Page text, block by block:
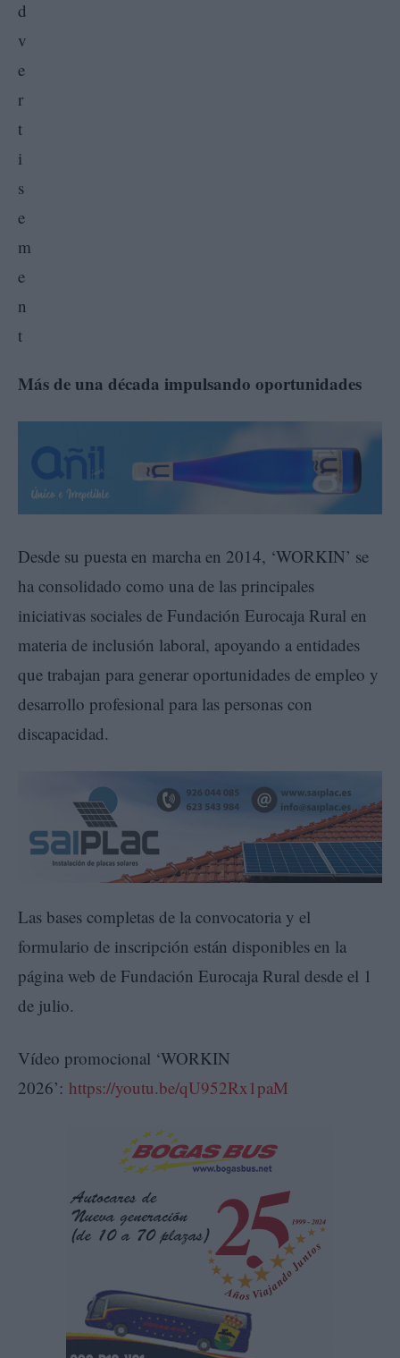
Más de una década impulsando oportunidades
Desde su puesta en marcha en 2014, ‘WORKIN’ se
ha consolidado como una de las principales
iniciativas sociales de Fundación Eurocaja Rural en
materia de inclusión laboral, apoyando a entidades
que trabajan para generar oportunidades de empleo y
desarrollo profesional para las personas con
discapacidad.
Las bases completas de la convocatoria y el
formulario de inscripción están disponibles en la
página web de Fundación Eurocaja Rural desde el 1
de julio.
Vídeo promocional ‘WORKIN
2026’: https://youtu.be/qU952Rx1paM